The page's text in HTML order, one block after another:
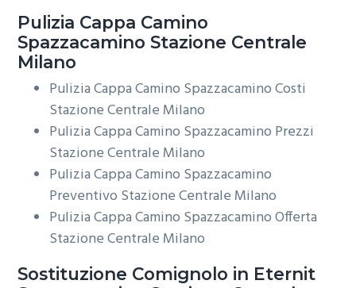
Pulizia Cappa Camino
Spazzacamino Stazione Centrale
Milano
Pulizia Cappa Camino Spazzacamino Costi
Stazione Centrale Milano
Pulizia Cappa Camino Spazzacamino Prezzi
Stazione Centrale Milano
Pulizia Cappa Camino Spazzacamino
Preventivo Stazione Centrale Milano
Pulizia Cappa Camino Spazzacamino Offerta
Stazione Centrale Milano
Sostituzione Comignolo in Eternit